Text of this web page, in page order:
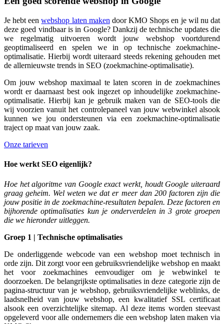
Je hebt eenwebshop laten maken door KMO Shops en je wil nu dat
deze goed vindbaar is in Google? Dankzij de technische updates die
we regelmatig uitvoeren wordt jouw webshop voortdurend
geoptimaliseerd en spelen we in op technische zoekmachine-
optimalisatie. Hierbij wordt uiteraard steeds rekening gehouden met
de allernieuwste trends in SEO (zoekmachine-optimalisatie).
Om jouw webshop maximaal te laten scoren in de zoekmachines
wordt er daarnaast best ook ingezet op inhoudelijke zoekmachine-
optimalisatie. Hierbij kan je gebruik maken van de SEO-tools die
wij voorzien vanuit het controlepaneel van jouw webwinkel alsook
kunnen we jou ondersteunen via een zoekmachine-optimalisatie
traject op maat van jouw zaak.
Onze tarieven
Hoe werkt SEO eigenlijk?
Hoe het algoritme van Google exact werkt, houdt Google uiteraard
graag geheim. Wel weten we dat er meer dan 200 factoren zijn die
jouw positie in de zoekmachine-resultaten bepalen. Deze factoren en
bijhorende optimalisaties kun je onderverdelen in 3 grote groepen
die we hieronder uitleggen.
Groep 1 | Technische optimalisaties
De onderliggende webcode van een webshop moet technisch in
orde zijn. Dit zorgt voor een gebruiksvriendelijke webshop en maakt
het voor zoekmachines eenvoudiger om je webwinkel te
doorzoeken. De belangrijkste optimalisaties in deze categorie zijn de
pagina-structuur van je webshop, gebruiksvriendelijke weblinks, de
laadsnelheid van jouw webshop, een kwalitatief SSL certificaat
alsook een overzichtelijke sitemap. Al deze items worden steevast
opgeleverd voor alle ondernemers die een webshop laten maken via